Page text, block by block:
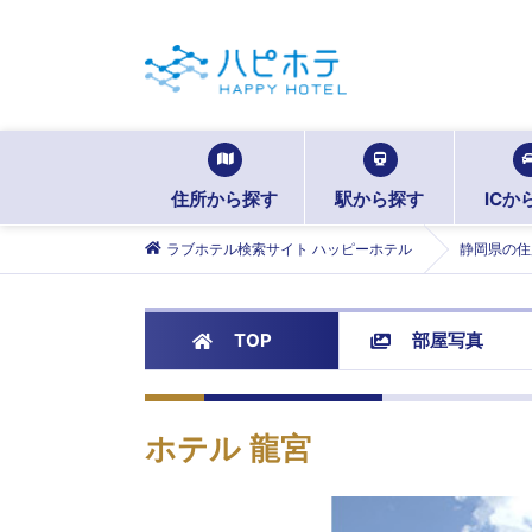
住所から探す 駅から探す ICか
ラブホテル検索サイト ハッピーホテル 静岡県の
TOP 部屋写真
ホテル 龍宮